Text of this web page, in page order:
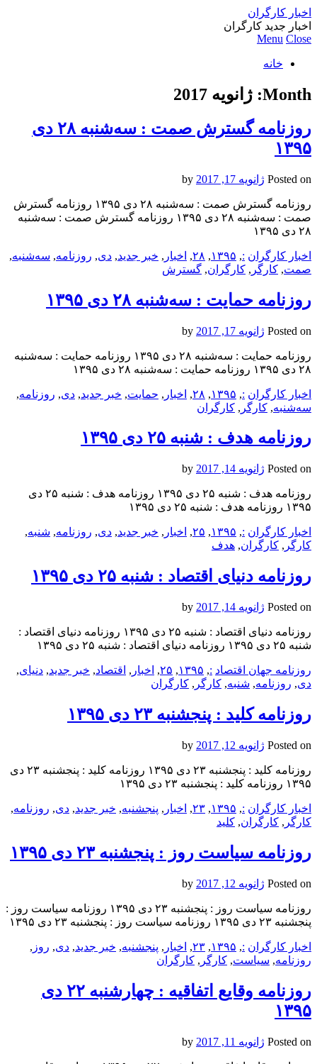
اخبار کارگران
اخبار جدید کارگران
Menu Close
خانه
Month: ژانویه 2017
روزنامه گسترش صمت : سه‌شنبه ۲۸ دی
۱۳۹۵
Posted on ژانویه 17, 2017
روزنامه گسترش صمت : سه‌شنبه ۲۸ دی ۱۳۹۵ روزنامه گسترش
صمت : سه‌شنبه ۲۸ دی ۱۳۹۵ روزنامه گسترش صمت : سه‌شنبه
۲۸ دی ۱۳۹۵
اخبار کارگران :
, ۱۳۹۵, ۲۸, اخبار , خبر جدید, دی, روزنامه, سه‌شنبه,
صمت, کارگر , کارگران, گسترش
روزنامه حمایت : سه‌شنبه ۲۸ دی ۱۳۹۵
Posted on ژانویه 17, 2017
روزنامه حمایت : سه‌شنبه ۲۸ دی ۱۳۹۵ روزنامه حمایت : سه‌شنبه
۲۸ دی ۱۳۹۵ روزنامه حمایت : سه‌شنبه ۲۸ دی ۱۳۹۵
اخبار کارگران :
, ۱۳۹۵, ۲۸, اخبار , حمایت, خبر جدید, دی, روزنامه,
سه‌شنبه, کارگر , کارگران
روزنامه هدف : شنبه ۲۵ دی ۱۳۹۵
Posted on ژانویه 14, 2017
روزنامه هدف : شنبه ۲۵ دی ۱۳۹۵ روزنامه هدف : شنبه ۲۵ دی
۱۳۹۵ روزنامه هدف : شنبه ۲۵ دی ۱۳۹۵
اخبار کارگران :
, ۱۳۹۵, ۲۵, اخبار , خبر جدید, دی, روزنامه, شنبه,
کارگر , کارگران, هدف
روزنامه دنیای اقتصاد : شنبه ۲۵ دی ۱۳۹۵
Posted on ژانویه 14, 2017
روزنامه دنیای اقتصاد : شنبه ۲۵ دی ۱۳۹۵ روزنامه دنیای اقتصاد :
شنبه ۲۵ دی ۱۳۹۵ روزنامه دنیای اقتصاد : شنبه ۲۵ دی ۱۳۹۵
روزنامه جهان اقتصاد :
, ۱۳۹۵, ۲۵, اخبار , اقتصاد, خبر جدید, دنیای,
دی, روزنامه, شنبه, کارگر , کارگران
روزنامه کلید : پنجشنبه ۲۳ دی ۱۳۹۵
Posted on ژانویه 12, 2017
روزنامه کلید : پنجشنبه ۲۳ دی ۱۳۹۵ روزنامه کلید : پنجشنبه ۲۳ دی
۱۳۹۵ روزنامه کلید : پنجشنبه ۲۳ دی ۱۳۹۵
اخبار کارگران :
, ۱۳۹۵, ۲۳, اخبار , پنجشنبه, خبر جدید, دی, روزنامه,
کارگر , کارگران, کلید
روزنامه سیاست روز : پنجشنبه ۲۳ دی ۱۳۹۵
Posted on ژانویه 12, 2017
روزنامه سیاست روز : پنجشنبه ۲۳ دی ۱۳۹۵ روزنامه سیاست روز :
پنجشنبه ۲۳ دی ۱۳۹۵ روزنامه سیاست روز : پنجشنبه ۲۳ دی ۱۳۹۵
اخبار کارگران :
, ۱۳۹۵, ۲۳, اخبار , پنجشنبه, خبر جدید, دی, روز ,
روزنامه, سیاست, کارگر , کارگران
روزنامه وقایع اتفاقیه : چهارشنبه ۲۲ دی
۱۳۹۵
Posted on ژانویه 11, 2017